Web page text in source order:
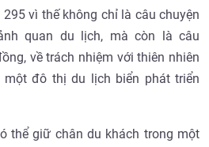
vì thế không chỉ là câu chuyện
quan du lịch, mà còn là câu
về trách nhiệm với thiên nhiên
đô thị du lịch biển phát triển
thể giữ chân du khách trong một